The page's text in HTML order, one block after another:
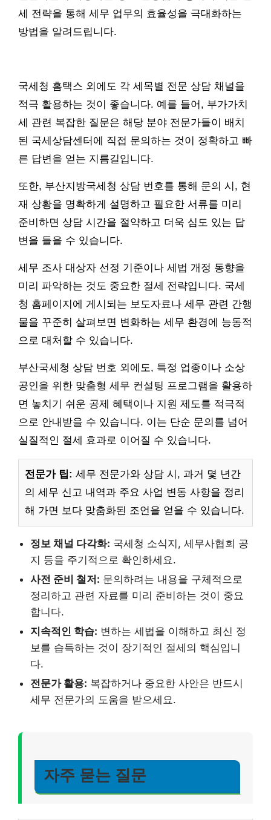
세 전략을 통해 세무 업무의 효율성을 극대화하는
방법을 알려드립니다.
국세청 홈택스 외에도 각 세목별 전문 상담 채널을
적극 활용하는 것이 좋습니다. 예를 들어, 부가가치
세 관련 복잡한 질문은 해당 분야 전문가들이 배치
된 국세상담센터에 직접 문의하는 것이 정확하고 빠
른 답변을 얻는 지름길입니다.
또한, 부산지방국세청 상담 번호를 통해 문의 시, 현
재 상황을 명확하게 설명하고 필요한 서류를 미리
준비하면 상담 시간을 절약하고 더욱 심도 있는 답
변을 들을 수 있습니다.
세무 조사 대상자 선정 기준이나 세법 개정 동향을
미리 파악하는 것도 중요한 절세 전략입니다. 국세
청 홈페이지에 게시되는 보도자료나 세무 관련 간행
물을 꾸준히 살펴보면 변화하는 세무 환경에 능동적
으로 대처할 수 있습니다.
부산국세청 상담 번호 외에도, 특정 업종이나 소상
공인을 위한 맞춤형 세무 컨설팅 프로그램을 활용하
면 놓치기 쉬운 공제 혜택이나 지원 제도를 적극적
으로 안내받을 수 있습니다. 이는 단순 문의를 넘어
실질적인 절세 효과로 이어질 수 있습니다.
전문가 팁: 세무 전문가와 상담 시, 과거 몇 년간
의 세무 신고 내역과 주요 사업 변동 사항을 정리
해 가면 보다 맞춤화된 조언을 얻을 수 있습니다.
정보 채널 다각화: 국세청 소식지, 세무사협회 공
지 등을 주기적으로 확인하세요.
사전 준비 철저: 문의하려는 내용을 구체적으로
정리하고 관련 자료를 미리 준비하는 것이 중요
합니다.
지속적인 학습: 변하는 세법을 이해하고 최신 정
보를 습득하는 것이 장기적인 절세의 핵심입니
다.
전문가 활용: 복잡하거나 중요한 사안은 반드시
세무 전문가의 도움을 받으세요.
자주 묻는 질문